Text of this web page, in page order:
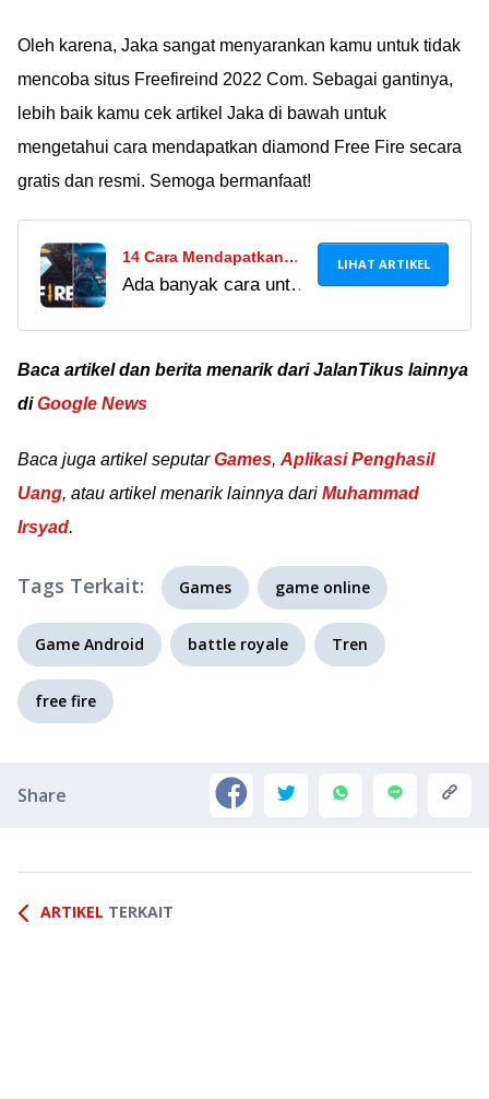
Oleh karena, Jaka sangat menyarankan kamu untuk tidak
mencoba situs Freefireind 2022 Com. Sebagai gantinya,
lebih baik kamu cek artikel Jaka di bawah untuk
mengetahui cara mendapatkan diamond Free Fire secara
gratis dan resmi. Semoga bermanfaat!
14 Cara Mendapatkan
Diamond Free Fire Gratis
Ada banyak cara untuk
begini cara
mendapatkan diamond
bisa kamu pilih sendiri.
LIHAT ARTIKEL
Baca artikel dan berita menarik dari JalanTikus lainnya
diGoogle News
Baca juga artikel seputarGames, Aplikasi Penghasil
Uang, atau artikel menarik lainnya dari Muhammad
Irsyad.
Tags Terkait: Games game online
Game Android battle royale Tren
free fire
Share
ARTIKEL TERKAIT